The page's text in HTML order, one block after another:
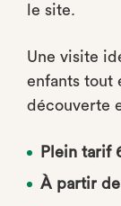
le site.
Une visite
enfants tout
découverte
Plein tarif
À partir de